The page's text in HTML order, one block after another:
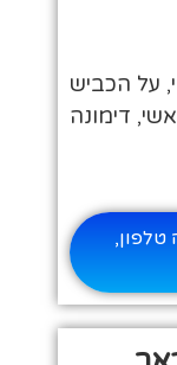
על הכביש
דימונה
טלפון,